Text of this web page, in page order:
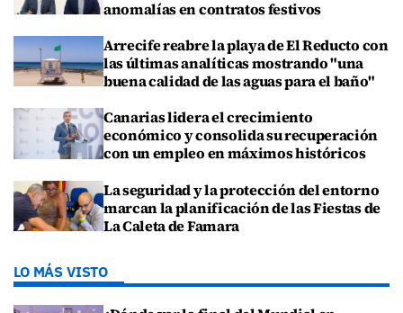
anomalías en contratos festivos
Arrecife reabre la playa de El Reducto con
las últimas analíticas mostrando "una
buena calidad de las aguas para el baño"
Canarias lidera el crecimiento
económico y consolida su recuperación
con un empleo en máximos históricos
La seguridad y la protección del entorno
marcan la planificación de las Fiestas de
La Caleta de Famara
LO MÁS VISTO